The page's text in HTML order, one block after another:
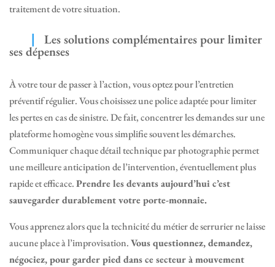
traitement de votre situation.
Les solutions complémentaires pour limiter
ses dépenses
À votre tour de passer à l’action, vous optez pour l’entretien
préventif régulier. Vous choisissez une police adaptée pour limiter
les pertes en cas de sinistre. De fait, concentrer les demandes sur une
plateforme homogène vous simplifie souvent les démarches.
Communiquer chaque détail technique par photographie permet
une meilleure anticipation de l’intervention, éventuellement plus
rapide et efficace.Prendre les devants aujourd’hui c’est
sauvegarder durablement votre porte-monnaie.
Vous apprenez alors que la technicité du métier de serrurier ne laisse
aucune place à l’improvisation.Vous questionnez, demandez,
négociez, pour garder pied dans ce secteur à mouvement